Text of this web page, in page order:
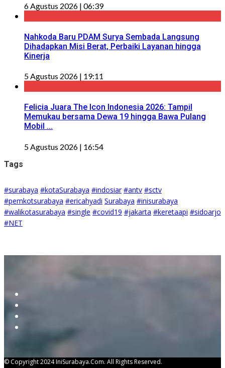
6 Agustus 2026 | 06:39
Nahkoda Baru PDAM Surya Sembada Langsung
Dihadapkan Misi Berat, Perbaiki Layanan hingga
Kinerja
5 Agustus 2026 | 19:11
Felicia Juara The Icon Indonesia 2026: Tampil
Memukau bersama Dewa 19 hingga Bawa Pulang
Mobil ...
5 Agustus 2026 | 16:54
Tags
#surabaya #kotaSurabaya #indosiar #antv #sctv
#pemkotsurabaya #ericahyadi Surabaya #inisurabaya
#walikotasurabaya #single #covid19 #jakarta #keretaapi #sidoarjo
#NET
© Copyright 2024 IniSurabaya.com. All Rights Reserved.